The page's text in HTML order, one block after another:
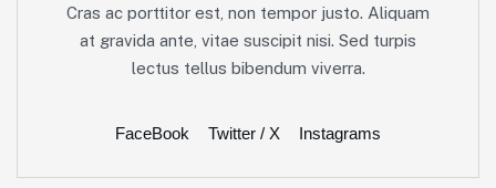
Cras ac porttitor est, non tempor justo. Aliquam
at gravida ante, vitae suscipit nisi. Sed turpis
lectus tellus bibendum viverra.
FaceBook Twitter / X Instagrams